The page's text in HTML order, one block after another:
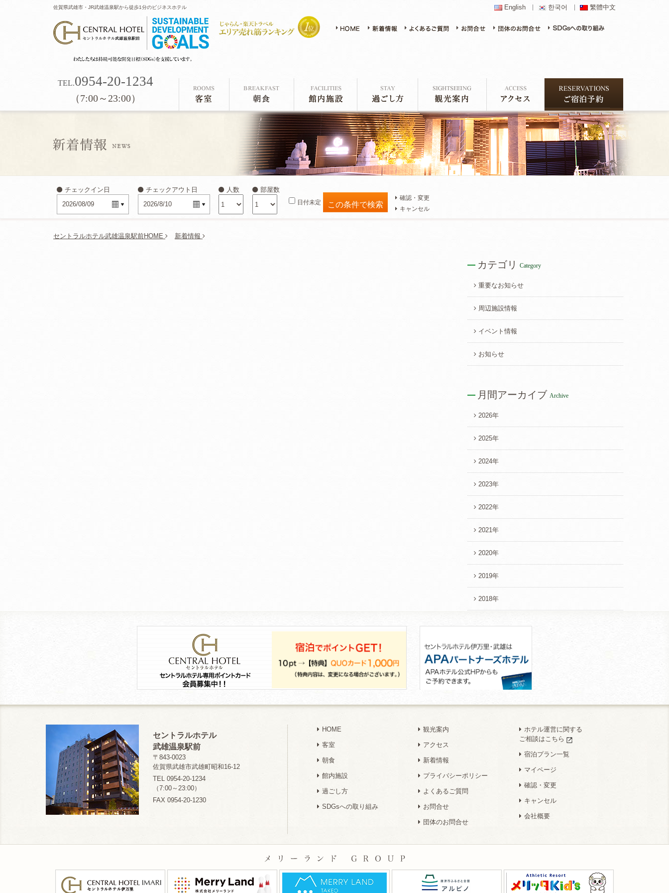
佐賀県武雄市・JR武雄温泉駅から徒歩1分のビジネスホテル English 한국어 繁體中文
TEL.0954-20-1234
（7:00～23:00）
チェックイン日 チェックアウト日 人数 部屋数
日付未定
確認・変更
キャンセル
セントラルホテル武雄温泉駅前HOME 新着情報
カテゴリ Category
重要なお知らせ
周辺施設情報
イベント情報
お知らせ
月間アーカイブ Archive
2026年
2025年
2024年
2023年
2022年
2021年
2020年
2019年
2018年
セントラルホテル
武雄温泉駅前
〒843-0023
佐賀県武雄市武雄町昭和16-12
TEL 0954-20-1234
（7:00～23:00）
FAX 0954-20-1230
HOME
客室
朝食
館内施設
過ごし方
SDGsへの取り組み
観光案内
アクセス
新着情報
プライバシーポリシー
よくあるご質問
お問合せ
団体のお問合せ
ホテル運営に関する
ご相談はこちら
宿泊プラン一覧
マイページ
確認・変更
キャンセル
会社概要